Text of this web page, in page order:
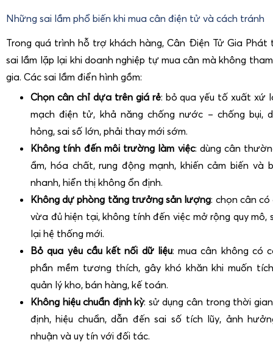
Những sai lầm phổ biến khi mua cân điện tử và cách tránh
Trong quá trình hỗ trợ khách hàng, Cân Điện Tử Gia
sai lầm lặp lại khi doanh nghiệp tự mua cân mà không
gia. Các sai lầm điển hình gồm:
Chọn cân chỉ dựa trên giá rẻ: bỏ qua yếu tố xuất xứ
mạch điện tử, khả năng chống nước – chống bụi,
hỏng, sai số lớn, phải thay mới sớm.
Không tính đến môi trường làm việc: dùng cân
ẩm, hóa chất, rung động mạnh, khiến cảm biến và
nhanh, hiển thị không ổn định.
Không dự phòng tăng trưởng sản lượng: chọn cân
vừa đủ hiện tại, không tính đến việc mở rộng quy mô,
lại hệ thống mới.
Bỏ qua yêu cầu kết nối dữ liệu: mua cân không có
phần mềm tương thích, gây khó khăn khi muốn
quản lý kho, bán hàng, kế toán.
Không hiệu chuẩn định kỳ: sử dụng cân trong thời
định, hiệu chuẩn, dẫn đến sai số tích lũy, ảnh
nhuận và uy tín với đối tác.